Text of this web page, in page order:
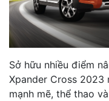
Sở hữu nhiều điểm
Xpander Cross 2023
mạnh mẽ, thể thao